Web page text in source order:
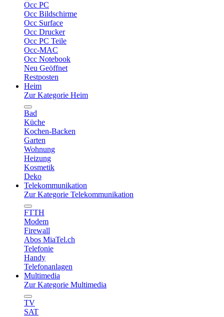
Occ PC
Occ Bildschirme
Occ Surface
Occ Drucker
Occ PC Teile
Occ-MAC
Occ Notebook
Neu Geöffnet
Restposten
Heim
Zur Kategorie Heim
Bad
Küche
Kochen-Backen
Garten
Wohnung
Heizung
Kosmetik
Deko
Telekommunikation
Zur Kategorie Telekommunikation
FTTH
Modem
Firewall
Abos MiaTel.ch
Telefonie
Handy
Telefonanlagen
Multimedia
Zur Kategorie Multimedia
TV
SAT